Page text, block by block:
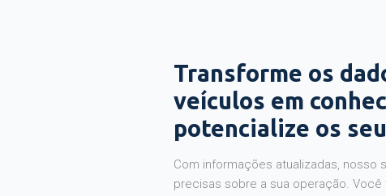
Transforme os
veículos em
potencialize os
Com informações atualizadas, nosso
precisas sobre a sua operação.